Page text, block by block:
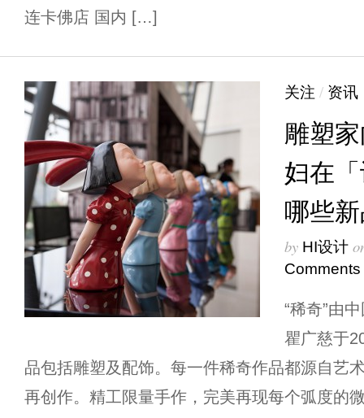
连卡佛店 国内 […]
关注 / 资讯
雕塑
妇在
哪些
by HI设计
Comments
“稀奇”由
瞿广慈于
品包括雕塑及配饰。每一件稀奇作品都源自艺
再创作。精工限量手作，完美再现每个弧度的